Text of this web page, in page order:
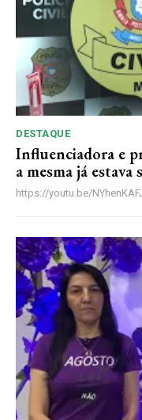
DESTAQUE
Influenciadora e
a mesma já
https://youtu.be/